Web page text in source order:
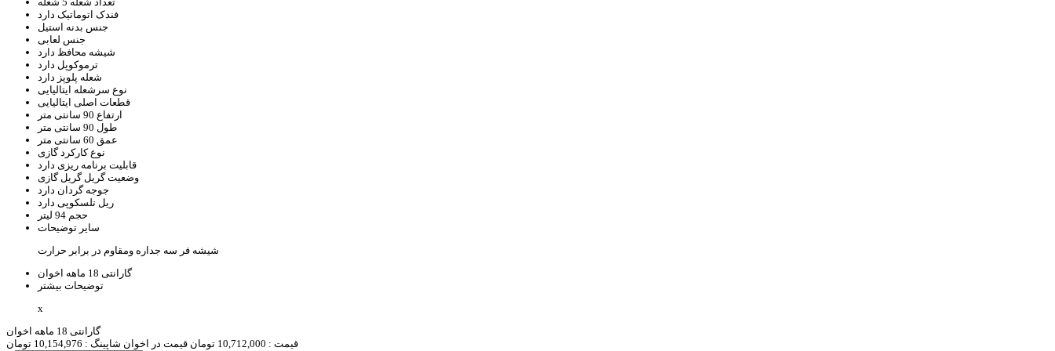
فندک اتوماتیک دارد
جنس بدنه استیل
جنس لعابی
شیشه محافظ دارد
ترموکوپل دارد
شعله پلوپز دارد
نوع سرشعله ایتالیایی
قطعات اصلی ایتالیایی
ارتفاع 90 سانتی متر
طول 90 سانتی متر
عمق 60 سانتی متر
نوع کارکردگازی
قابلیت برنامه ریزی دارد
وضعیت گریل گریل گازی
جوجه گردان دارد
ریل تلسکوپی دارد
حجم 94 لیتر
سایر توضیحات
شیشه فر سه جداره ومقاوم در برابر حرارت
گارانتی 18 ماهه اخوان
توضیحات بیشتر
x
گارانتی 18 ماهه اخوان
قیمت : 10,712,000 تومان قیمت در اخوان شاپینگ : 10,154,976 تومان